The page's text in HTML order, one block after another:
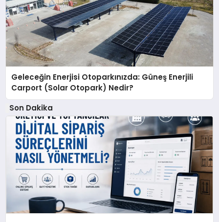
Geleceğin Enerjisi Otoparkınızda: Güneş Enerjili
Carport (Solar Otopark) Nedir?
Son Dakika